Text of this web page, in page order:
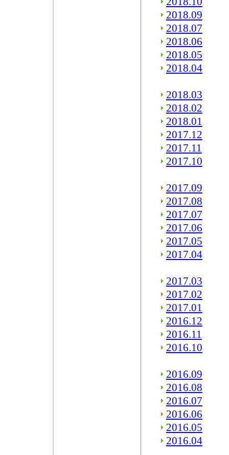
2018.09
2018.07
2018.06
2018.05
2018.04
2018.03
2018.02
2018.01
2017.12
2017.11
2017.10
2017.09
2017.08
2017.07
2017.06
2017.05
2017.04
2017.03
2017.02
2017.01
2016.12
2016.11
2016.10
2016.09
2016.08
2016.07
2016.06
2016.05
2016.04